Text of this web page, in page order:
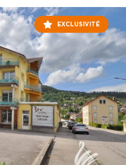
EXCLUSIVITÉ